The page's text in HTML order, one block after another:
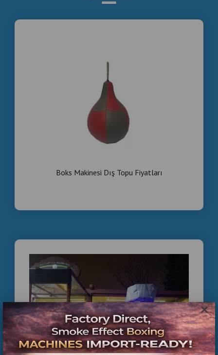
×
Boks Makinesi Dış Topu Fiyatları